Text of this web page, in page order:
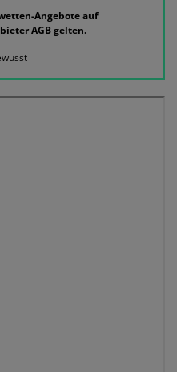
Angebote auf
AGB gelten.